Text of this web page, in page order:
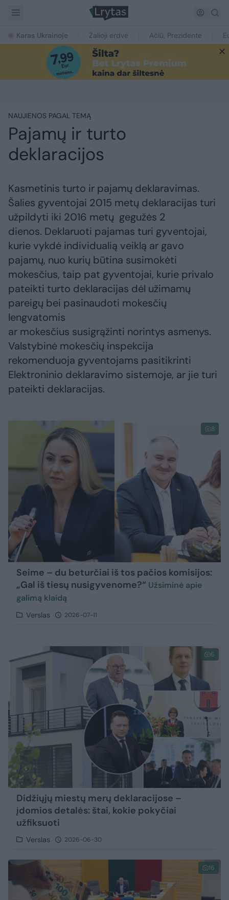
Karas Ukrainoje Žalioji erdvė Ačiū, Prezidente
NAUJIENOS PAGAL TEMĄ
Pajamų ir turto
deklaracijos
Kasmetinis turto ir pajamų deklaravimas.
Šalies gyventojai 2015 metų deklaracijas turi
užpildyti iki 2016 metų gegužės 2
dienos. Deklaruoti pajamas turi gyventojai,
kurie vykdė individualią veiklą ar gavo
pajamų, nuo kurių būtina susimokėti
mokesčius, taip pat gyventojai, kurie privalo
pateikti turto deklaracijas dėl užimamų
pareigų bei pasinaudoti mokesčių
lengvatomis
ar mokesčius susigrąžinti norintys asmenys.
Valstybinė mokesčių inspekcija
rekomenduoja gyventojams pasitikrinti
Elektroninio deklaravimo sistemoje, ar jie turi
pateikti deklaracijas.
8
Seime – du beturčiai iš tos pačios komisijos:
„Gal iš tiesų nusigyvenome?“ Užsiminė apie
galimą klaidą
Verslas 2026-07-11
6
Didžiųjų miestų merų deklaracijose –
įdomios detalės: štai, kokie pokyčiai
užfiksuoti
Verslas 2026-06-30
16